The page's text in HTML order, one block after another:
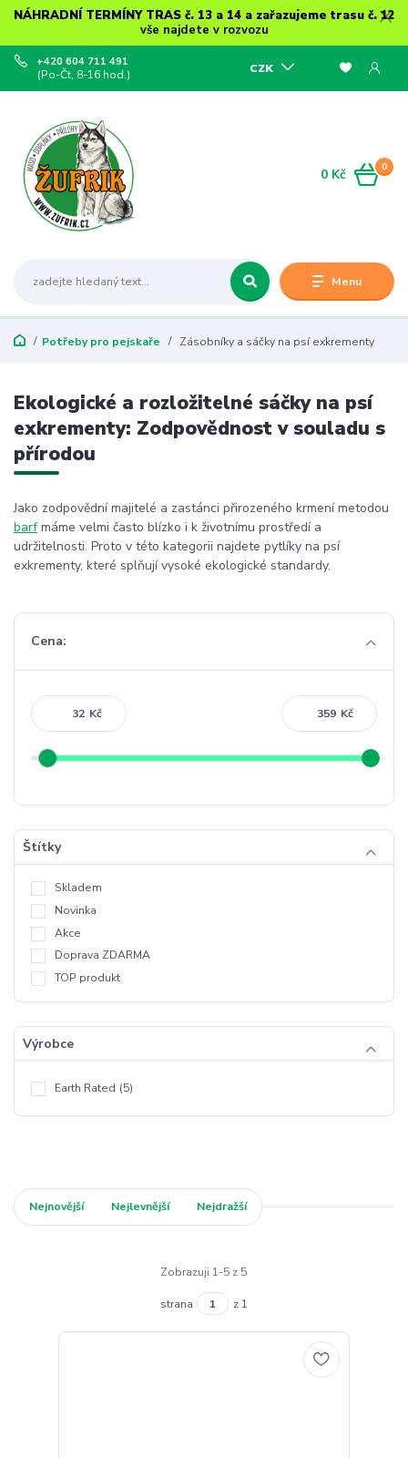
NÁHRADNÍ TERMÍNY TRAS č. 13 a 14 a zařazujeme trasu č. 12
vše najdete v rozvozu
Menu
CZK
+420 604 711 491
(Po-Čt, 8-16 hod.)
0
0 Kč
Potřeby pro pejskaře Zásobníky a sáčky na psí exkrementy
Ekologické a rozložitelné sáčky na psí
exkrementy: Zodpovědnost v souladu s
přírodou
Jako zodpovědní majitelé a zastánci přirozeného krmení metodou
barfmáme velmi často blízko i k životnímu prostředí a
udržitelnosti. Proto v této kategorii najdete pytlíky na psí
exkrementy, které splňují vysoké ekologické standardy.
Cena:
Kč Kč
Štítky
Skladem
Novinka
Akce
Doprava ZDARMA
TOP produkt
Výrobce
Earth Rated (5)
Nejnovější Nejlevnější Nejdražší
Zobrazuji 1-5 z 5
strana z 1